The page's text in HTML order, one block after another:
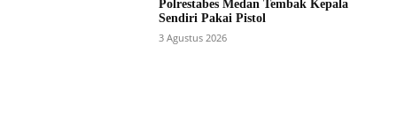
Polrestabes Medan Tembak Kepala
Sendiri Pakai Pistol
3 Agustus 2026